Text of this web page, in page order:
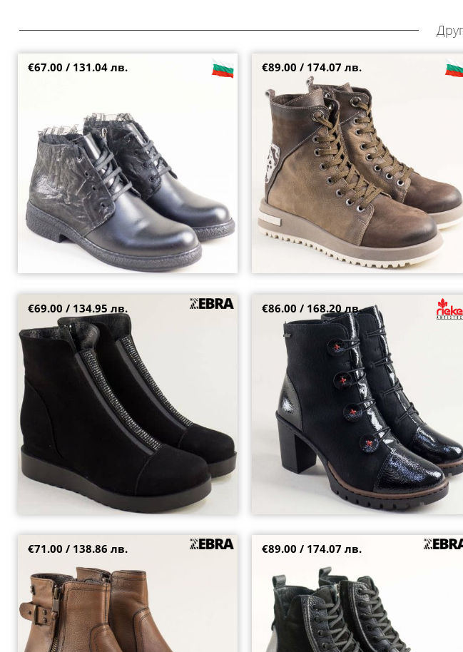
Дамски кларкове на нисък ток с атрактивна
38 39
€67.00 / 131.04 лв.
Атрактивни дамски боти в кафяв набук с
връзки и цип на платформа 080925nkps
37 38
€89.00 / 174.07 лв.
Дамски боти черен набук и платформа
me195nch
39
€69.00 / 134.95 лв.
Стилни дамски боти на висок ток с лачени
детайли и модерни връзки y2576-00
€86.00 / 168.20 лв.
Кафяви дамски боти на ток и платформа от
естествена кожа 1950807k
€71.00 / 138.86 лв.
Черни дамски боти в комбинация от
велур и кожа 02425101vch
39 40
€89.00 / 174.07 лв.